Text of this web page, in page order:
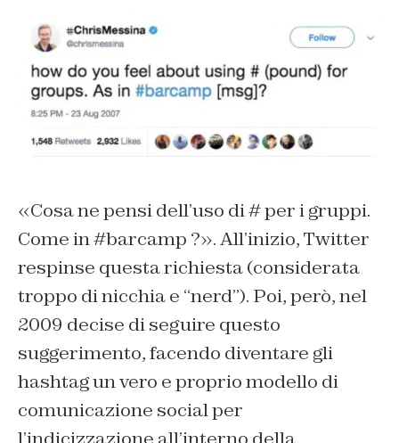
«Cosa ne pensi dell’uso di # per i gruppi.
Come in #barcamp ?». All’inizio, Twitter
respinse questa richiesta (considerata
troppo di nicchia e “nerd”). Poi, però, nel
2009 decise di seguire questo
suggerimento, facendo diventare gli
hashtag un vero e proprio modello di
comunicazione social per